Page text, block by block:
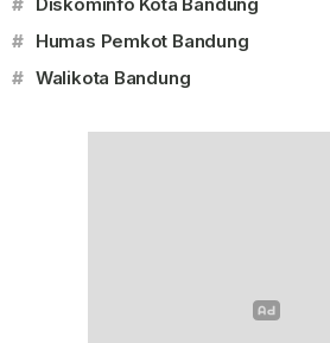
# Humas Pemkot Bandung
# Walikota Bandung